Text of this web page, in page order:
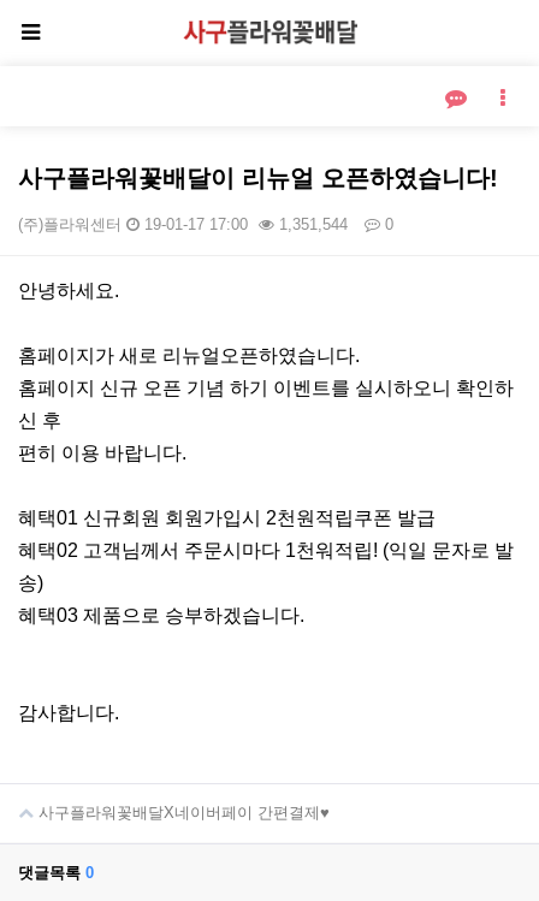
사구플라워꽃배달이 리뉴얼 오픈하였습니다!
(주)플라워센터 19-01-17 17:00 1,351,544 0
본문
안녕하세요.
홈페이지가 새로 리뉴얼오픈하였습니다.
홈페이지 신규 오픈 기념 하기 이벤트를 실시하오니 확인하
신 후
편히 이용 바랍니다.
혜택01 신규회원 회원가입시 2천원적립쿠폰 발급
혜택02 고객님께서 주문시마다 1천워적립! (익일 문자로 발
송)
혜택03 제품으로 승부하겠습니다.
감사합니다.
사구플라워꽃배달X네이버페이 간편결제♥
댓글목록 0